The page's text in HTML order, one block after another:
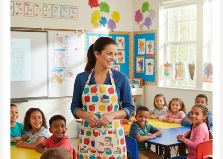
para
Maestras
Personalizadas:
Nuevas
para
Profes
con
Estilo